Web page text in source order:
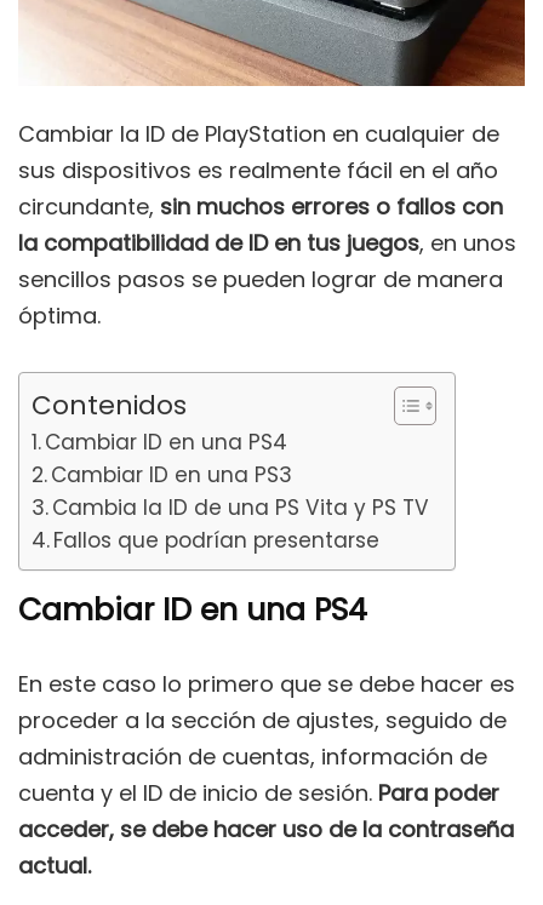
Cambiar la ID de PlayStation en cualquier de
sus dispositivos es realmente fácil en el año
circundante, sin muchos errores o fallos con
la compatibilidad de ID en tus juegos, en unos
sencillos pasos se pueden lograr de manera
óptima.
Contenidos
Cambiar ID en una PS4
Cambiar ID en una PS3
Cambia la ID de una PS Vita y PS TV
Fallos que podrían presentarse
Cambiar ID en una PS4
En este caso lo primero que se debe hacer es
proceder a la sección de ajustes, seguido de
administración de cuentas, información de
cuenta y el ID de inicio de sesión. Para poder
acceder, se debe hacer uso de la contraseña
actual.